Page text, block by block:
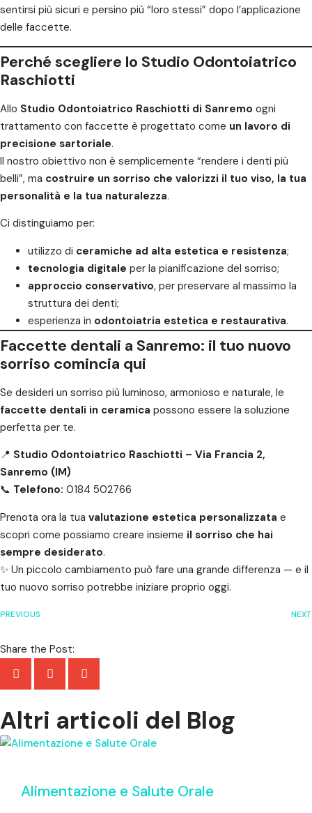
sentirsi più sicuri e persino più “loro stessi” dopo l’applicazione
delle faccette.
Perché scegliere lo Studio Odontoiatrico
Raschiotti
Allo Studio Odontoiatrico Raschiotti di Sanremo ogni
trattamento con faccette è progettato come un lavoro di
precisione sartoriale.
Il nostro obiettivo non è semplicemente “rendere i denti più
belli”, ma costruire un sorriso che valorizzi il tuo viso, la tua
personalità e la tua naturalezza.
Ci distinguiamo per:
utilizzo di ceramiche ad alta estetica e resistenza;
tecnologia digitale per la pianificazione del sorriso;
approccio conservativo, per preservare al massimo la
struttura dei denti;
esperienza in odontoiatria estetica e restaurativa.
Faccette dentali a Sanremo: il tuo nuovo
sorriso comincia qui
Se desideri un sorriso più luminoso, armonioso e naturale, le
faccette dentali in ceramica possono essere la soluzione
perfetta per te.
📍 Studio Odontoiatrico Raschiotti – Via Francia 2,
Sanremo (IM)
📞 Telefono: 0184 502766
Prenota ora la tua valutazione estetica personalizzata e
scopri come possiamo creare insieme il sorriso che hai
sempre desiderato.
✨ Un piccolo cambiamento può fare una grande differenza — e il
tuo nuovo sorriso potrebbe iniziare proprio oggi.
PREVIOUS NEXT
Share the Post:
Altri articoli del Blog
Alimentazione e Salute Orale